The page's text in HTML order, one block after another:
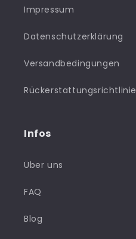
Impressum
Datenschutzerklärung
Versandbedingungen
Rückerstattungsrichtlinie
Infos
Über uns
FAQ
Blog